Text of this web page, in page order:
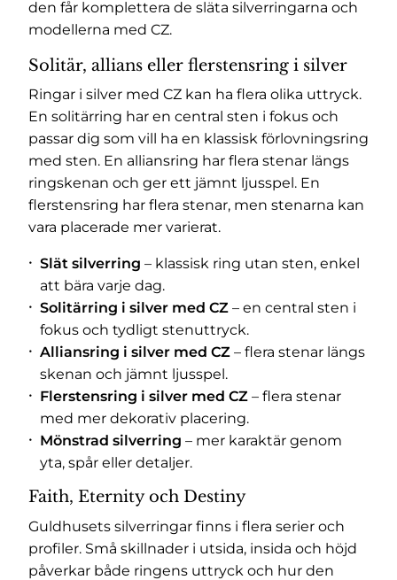
den får komplettera de släta silverringarna och
modellerna med CZ.
Solitär, allians eller flerstensring i silver
Ringar i silver med CZ kan ha flera olika uttryck.
En solitärring har en central sten i fokus och
passar dig som vill ha en klassisk förlovningsring
med sten. En alliansring har flera stenar längs
ringskenan och ger ett jämnt ljusspel. En
flerstensring har flera stenar, men stenarna kan
vara placerade mer varierat.
Slät silverring – klassisk ring utan sten, enkel
att bära varje dag.
Solitärring i silver med CZ – en central sten i
fokus och tydligt stenuttryck.
Alliansring i silver med CZ – flera stenar längs
skenan och jämnt ljusspel.
Flerstensring i silver med CZ – flera stenar
med mer dekorativ placering.
Mönstrad silverring – mer karaktär genom
yta, spår eller detaljer.
Faith, Eternity och Destiny
Guldhusets silverringar finns i flera serier och
profiler. Små skillnader i utsida, insida och höjd
påverkar både ringens uttryck och hur den